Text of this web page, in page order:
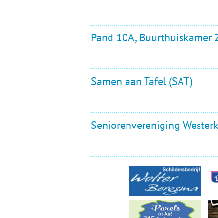
Pand 10A, Buurthuiskamer
Samen aan Tafel (SAT)
Seniorenvereniging